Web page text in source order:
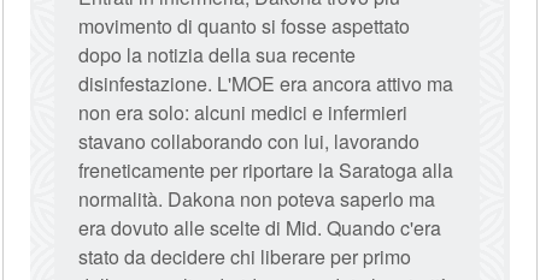
movimento di quanto si fosse aspettato
dopo la notizia della sua recente
disinfestazione. L'MOE era ancora attivo ma
non era solo: alcuni medici e infermieri
stavano collaborando con lui, lavorando
freneticamente per riportare la Saratoga alla
normalità. Dakona non poteva saperlo ma
era dovuto alle scelte di Mid. Quando c'era
stato da decidere chi liberare per primo